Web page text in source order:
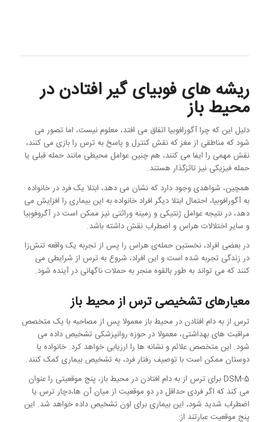
ریشه های فوبیای گیر افتادن در
محیط باز
دلیل این که چرا آگورافوبیا اتفاق می افتد، معلوم نیست، اما تصور می
شود که مناطقی از مغز که نقش کنترل و پاسخ به ترس را بازی می کنند،
نقش مهمی را ایفا می کنند، هم چنین عوامل محیطی مانند حمله قبلی یا
حمله فیزیکی نیز تاثزگذار هستند.
همچین، شواهدی وجود دارد که نشان می دهد، ابتلا یک فرد در خانواده
به آگورافوبیا، احتمال ابتلا دیگر افراد خانواده به این بیماری را افزایش می
دهد، در نتیجه عوامل ژنتیکی و زمینه وراثتی نیز ممکن است در آگروفوبیا
و سایر اختلالات هراس و اضطراب نقش داشته باشد.
در بعضی افراد، نخستین حمله‌ی هراس را پس از تجربه یک واقعه تنش‌زا
در زندگی تجربه شده است و این افراد، شروع به ترس از شرایطی می
کنند که می تواند به طور بالقوه منجر به حملات ناگهانی در آینده شود.
معیارهای تشخیصی ترس از محیط باز
ترس از به دام افتادن در محیط باز معمولا پس از مصاحبه با یک متخصص
مراقبت های بهداشتی، معمولا در حوزه روانپزشکی تشخیص داده می
شود. این متخصص علائم و نشانه ها را ارزیابی خواهد کرد. خانواده یا
دوستان ممکن است با توصیف رفتار فرد، به تشخیص بیماری کمک کنند.
DSM-5 برای ترس از به دام افتادن در محیط باز، پنج موقعیتی را عنوان
می کند که اگر فردی حداقل در دو موقعیت از میان آن ها،دچار ترس یا
اضطراب شدید شود، این بیماری برای اون تشخیص داده خواهد شد. این
پنج موقعیت عبارتند از: